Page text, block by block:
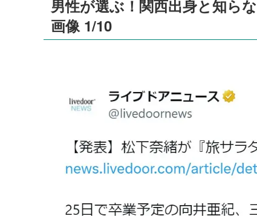
男性が選ぶ！関西出身と知ら
画像 1/10